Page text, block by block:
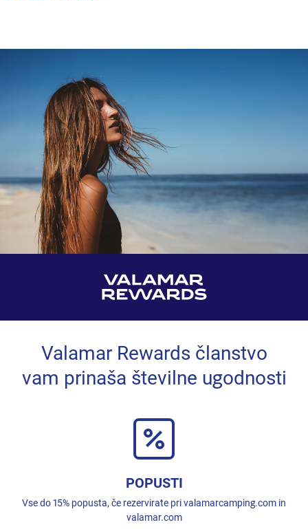
Valamar Rewards članstvo
vam prinaša številne ugodnosti
POPUSTI
Vse do 15% popusta, če rezervirate pri valamarcamping.com in
valamar.com